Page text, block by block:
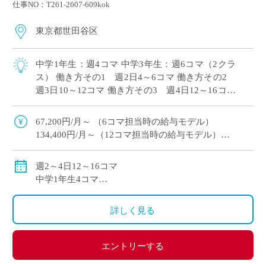
仕事NO：T261-2607-609kok
東京都世田谷区
中学1年生：週4コマ 中学3年生：週6コマ（2クラ
ス） 働き方その1 週2日4～6コマ 働き方その2
週3日10～12コマ 働き方その3 週4日12～16コマ
時間割は組直しを前提としておりますので、働き
方のご希望をお伝 […]
67,200円/月～ （6コマ担当時の給与モデル）
134,400円/月～（12コマ担当時の給与モデル）
交通費別途支給
週2～4日12～16コマ
中学1年生4コマ
中学3年生6コマ（2クラス）
詳しく見る
エントリーする